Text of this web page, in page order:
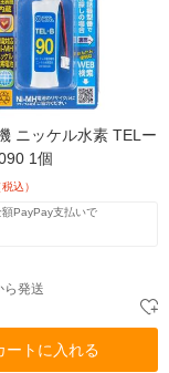
ニッケル水素 TELー
1個
税込）
額PayPay支払いで
ら発送
ートに入れる